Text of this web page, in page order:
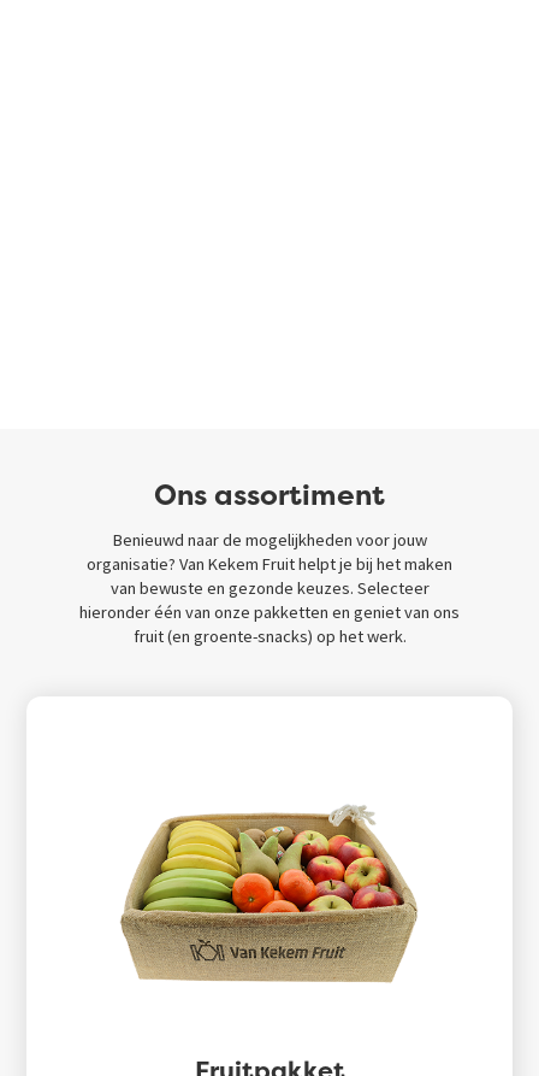
Ons assortiment
Benieuwd naar de mogelijkheden voor jouw
organisatie? Van Kekem Fruit helpt je bij het maken
van bewuste en gezonde keuzes. Selecteer
hieronder één van onze pakketten en geniet van ons
fruit (en groente-snacks) op het werk.